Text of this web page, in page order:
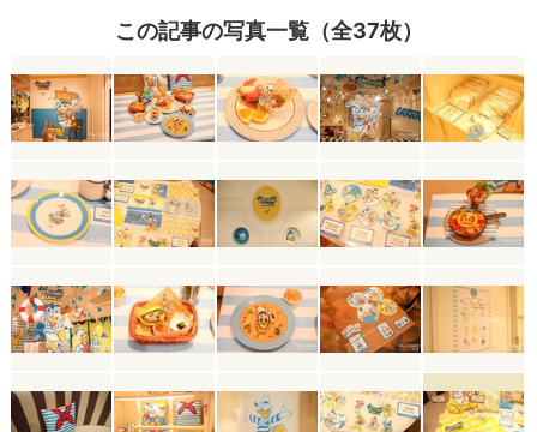
この記事の写真一覧（全37枚）